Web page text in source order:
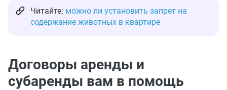
Читайте: можно ли установить запрет на
содержание животных в квартире
Договоры аренды и
субаренды вам в помощь